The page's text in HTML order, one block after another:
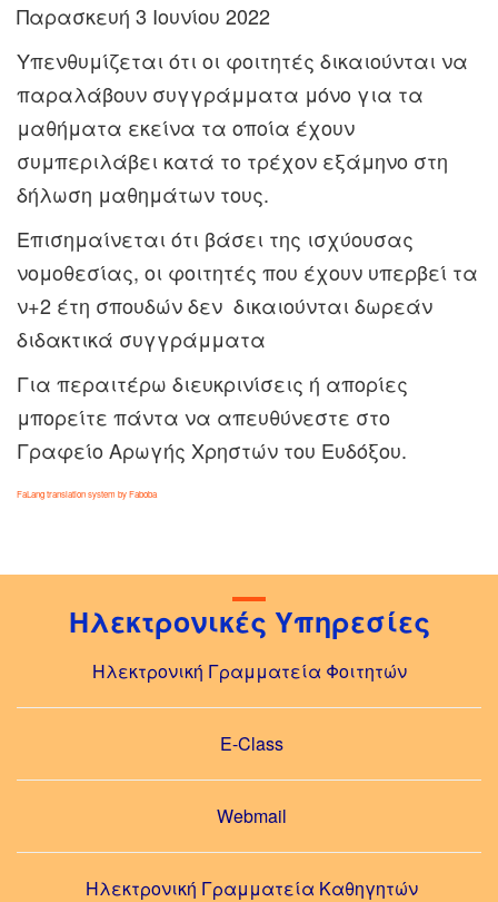
Παρασκευή 3 Ιουνίου 2022
Υπενθυμίζεται ότι οι φοιτητές δικαιούνται να
παραλάβουν συγγράμματα μόνο για τα
μαθήματα εκείνα τα οποία έχουν
συμπεριλάβει κατά το τρέχον εξάμηνο στη
δήλωση μαθημάτων τους.
Επισημαίνεται ότι βάσει της ισχύουσας
νομοθεσίας, οι φοιτητές που έχουν υπερβεί τα
ν+2 έτη σπουδών δεν δικαιούνται δωρεάν
διδακτικά συγγράμματα
Για περαιτέρω διευκρινίσεις ή απορίες
μπορείτε πάντα να απευθύνεστε στο
Γραφείο Αρωγής Χρηστών του Ευδόξου.
FaLang translation system by Faboba
Ηλεκτρονικές Υπηρεσίες
Ηλεκτρονική Γραμματεία Φοιτητών
E-Class
Webmail
Ηλεκτρονική Γραμματεία Καθηγητών